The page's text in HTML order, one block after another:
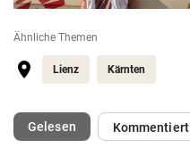
Ähnliche Themen
Lienz Kärnten
Gelesen(ausgewählt)Kommentiert